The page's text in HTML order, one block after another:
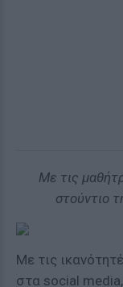
Με τις
στούντιο
Με τις
στα social